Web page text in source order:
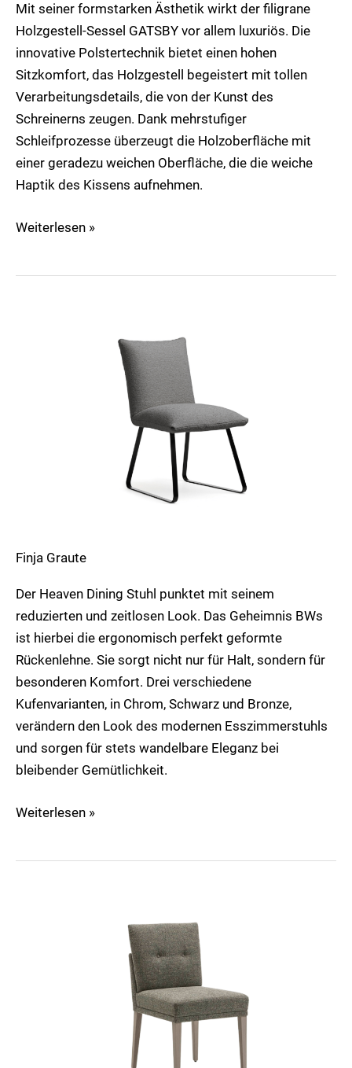
Mit seiner formstarken Ästhetik wirkt der filigrane
Holzgestell-Sessel GATSBY vor allem luxuriös. Die
innovative Polstertechnik bietet einen hohen
Sitzkomfort, das Holzgestell begeistert mit tollen
Verarbeitungsdetails, die von der Kunst des
Schreinerns zeugen. Dank mehrstufiger
Schleifprozesse überzeugt die Holzoberfläche mit
einer geradezu weichen Oberfläche, die die weiche
Haptik des Kissens aufnehmen.
Weiterlesen »
Finja Graute
Der Heaven Dining Stuhl punktet mit seinem
reduzierten und zeitlosen Look. Das Geheimnis BWs
ist hierbei die ergonomisch perfekt geformte
Rückenlehne. Sie sorgt nicht nur für Halt, sondern für
besonderen Komfort. Drei verschiedene
Kufenvarianten, in Chrom, Schwarz und Bronze,
verändern den Look des modernen Esszimmerstuhls
und sorgen für stets wandelbare Eleganz bei
bleibender Gemütlichkeit.
Weiterlesen »